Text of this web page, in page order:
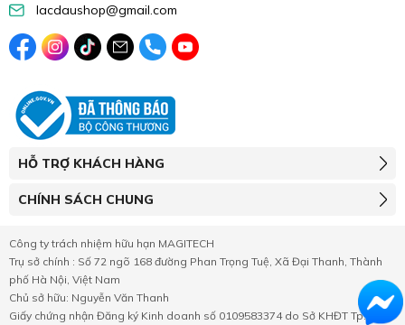
lacdaushop@gmail.com
HỖ TRỢ KHÁCH HÀNG
CHÍNH SÁCH CHUNG
Công ty trách nhiệm hữu hạn MAGITECH
Trụ sở chính : Số 72 ngõ 168 đường Phan Trọng Tuệ, Xã Đại Thanh, Thành
phố Hà Nội, Việt Nam
Chủ sở hữu: Nguyễn Văn Thanh
Giấy chứng nhận Đăng ký Kinh doanh số 0109583374 do Sở KHĐT Tp.Hà